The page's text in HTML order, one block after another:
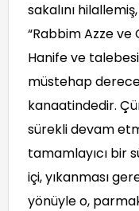
sakalını
“Rabbim Azze
Hanife ve
müstehap
kanaatindedir.
sürekli devam
tamamlayıcı bir
içi, yıkanması
yönüyle o,